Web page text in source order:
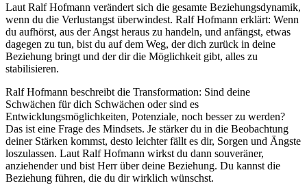
Laut Ralf Hofmann verändert sich die gesamte Beziehungsdynamik,
wenn du die Verlustangst überwindest. Ralf Hofmann erklärt: Wenn
du aufhörst, aus der Angst heraus zu handeln, und anfängst, etwas
dagegen zu tun, bist du auf dem Weg, der dich zurück in deine
Beziehung bringt und der dir die Möglichkeit gibt, alles zu
stabilisieren.
Ralf Hofmann beschreibt die Transformation: Sind deine
Schwächen für dich Schwächen oder sind es
Entwicklungsmöglichkeiten, Potenziale, noch besser zu werden?
Das ist eine Frage des Mindsets. Je stärker du in die Beobachtung
deiner Stärken kommst, desto leichter fällt es dir, Sorgen und Ängste
loszulassen. Laut Ralf Hofmann wirkst du dann souveräner,
anziehender und bist Herr über deine Beziehung. Du kannst die
Beziehung führen, die du dir wirklich wünschst.